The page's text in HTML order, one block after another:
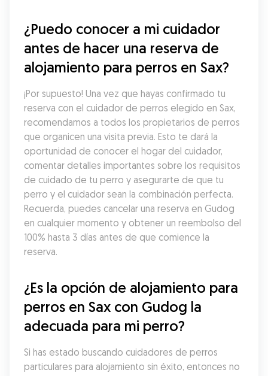
¿Puedo conocer a mi cuidador
antes de hacer una reserva de
alojamiento para perros en Sax?
¡Por supuesto! Una vez que hayas confirmado tu
reserva con el cuidador de perros elegido en Sax,
recomendamos a todos los propietarios de perros
que organicen una visita previa. Esto te dará la
oportunidad de conocer el hogar del cuidador,
comentar detalles importantes sobre los requisitos
de cuidado de tu perro y asegurarte de que tu
perro y el cuidador sean la combinación perfecta.
Recuerda, puedes cancelar una reserva en Gudog
en cualquier momento y obtener un reembolso del
100% hasta 3 días antes de que comience la
reserva.
¿Es la opción de alojamiento para
perros en Sax con Gudog la
adecuada para mi perro?
Si has estado buscando cuidadores de perros
particulares para alojamiento sin éxito, entonces no